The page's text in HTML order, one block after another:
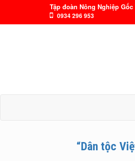
Tập đoàn Nông Nghiệp Gốc
0934 296 953
“Dân tộc